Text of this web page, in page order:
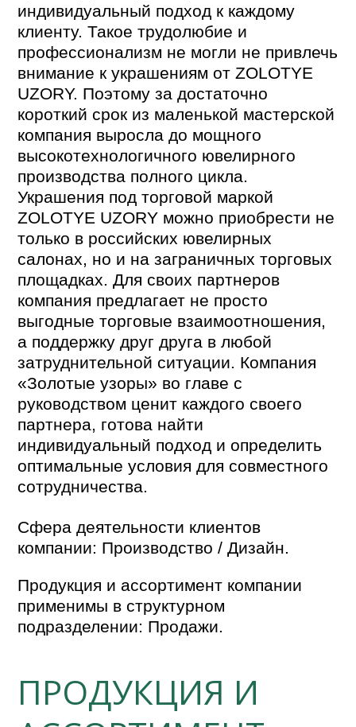
индивидуальный подход к каждому
клиенту. Такое трудолюбие и
профессионализм не могли не привлечь
внимание к украшениям от ZOLOTYE
UZORY. Поэтому за достаточно
короткий срок из маленькой мастерской
компания выросла до мощного
высокотехнологичного ювелирного
производства полного цикла.
Украшения под торговой маркой
ZOLOTYE UZORY можно приобрести не
только в российских ювелирных
салонах, но и на заграничных торговых
площадках. Для своих партнеров
компания предлагает не просто
выгодные торговые взаимоотношения,
а поддержку друг друга в любой
затруднительной ситуации. Компания
«Золотые узоры» во главе с
руководством ценит каждого своего
партнера, готова найти
индивидуальный подход и определить
оптимальные условия для совместного
сотрудничества.
Сфера деятельности клиентов
компании: Производство / Дизайн.
Продукция и ассортимент компании
применимы в структурном
подразделении: Продажи.
ПРОДУКЦИЯ И